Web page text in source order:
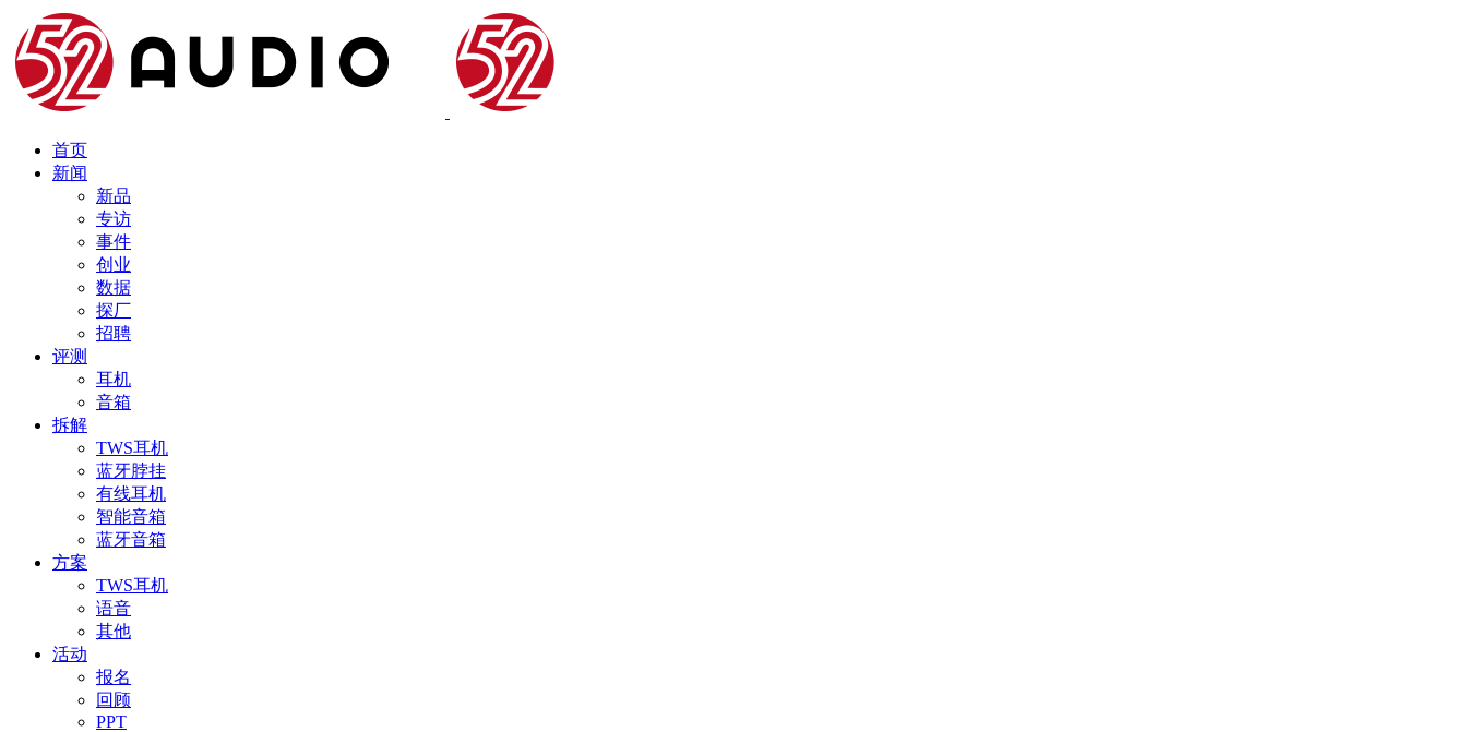
首页
新闻
新品
专访
事件
创业
数据
探厂
招聘
评测
耳机
音箱
拆解
TWS耳机
蓝牙脖挂
有线耳机
智能音箱
蓝牙音箱
方案
TWS耳机
语音
其他
活动
报名
回顾
PPT